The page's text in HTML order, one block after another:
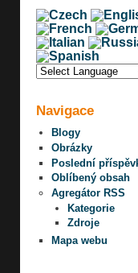
Navigace
Blogy
Obrázky
Poslední
Oblíbený obsah
Agregátor RSS
Kategorie
Zdroje
Mapa webu